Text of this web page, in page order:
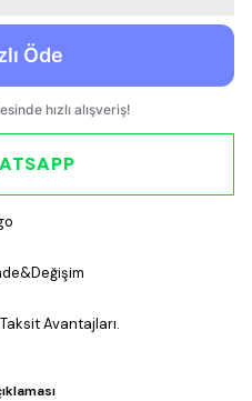
Avantajları.